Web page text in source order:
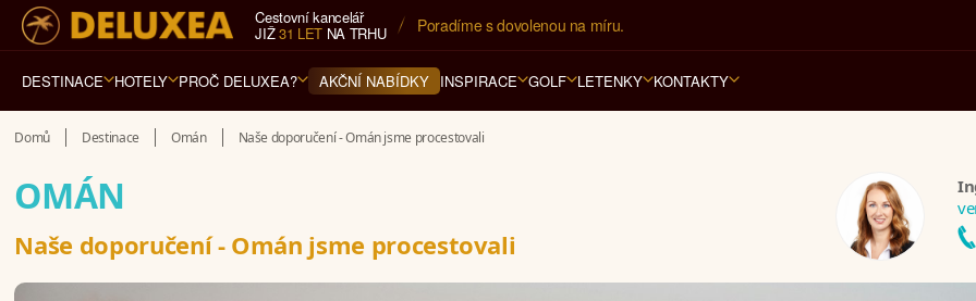
Cestovní kancelář
JIŽ31 LETNA TRHU 5* cestovní kancelář na luxusní dovolenou od 100.000 Kč.
DESTINACE HOTELY PROČ DELUXEA? AKČNÍ NABÍDKY INSPIRACE GOLF LETENKY KONTAKTY
Domů Destinace Omán Naše doporučení - Omán jsme procestovali
OMÁN
Naše doporučení - Omán jsme procestovali